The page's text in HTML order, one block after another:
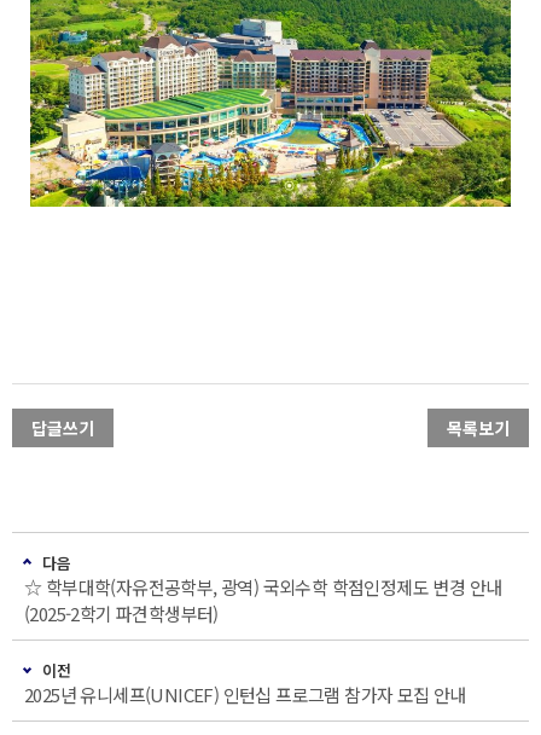
답글쓰기 목록보기
다음
☆ 학부대학(자유전공학부, 광역) 국외수학 학점인정제도 변경 안내
(2025-2학기 파견학생부터)
이전
2025년 유니세프(UNICEF) 인턴십 프로그램 참가자 모집 안내